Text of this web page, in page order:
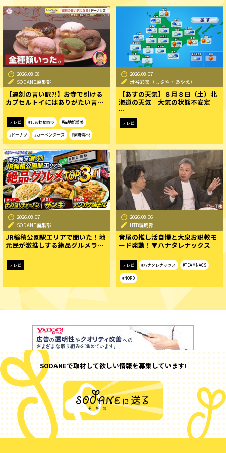
2026.08.08
SODANE編集部
【遅刻の言い訳?!】お寺で引ける
カプセルトイにはありがたい言…
テレビ #しあわせ散歩 #福地妃菜美
#ドーナツ #カーペンターズ #河野真也
2026.08.07
渋谷彩衣（しぶや・あやえ）
【あすの天気】８月８日（土）北
海道の天気 大気の状態不安定
…
テレビ
2026.08.07
SODANE編集部
JR稲積公園駅エリアで聞いた！地
元民が激推しする絶品グルメラ…
テレビ
2026.08.06
HTB編成部
音尾の推し活自慢と大泉お説教モ
ード発動！▼ハナタレナックス
テレビ #ハナタレナックス #TEAMNACS
#NORD
SODANEで取材して欲しい情報を募集しています!